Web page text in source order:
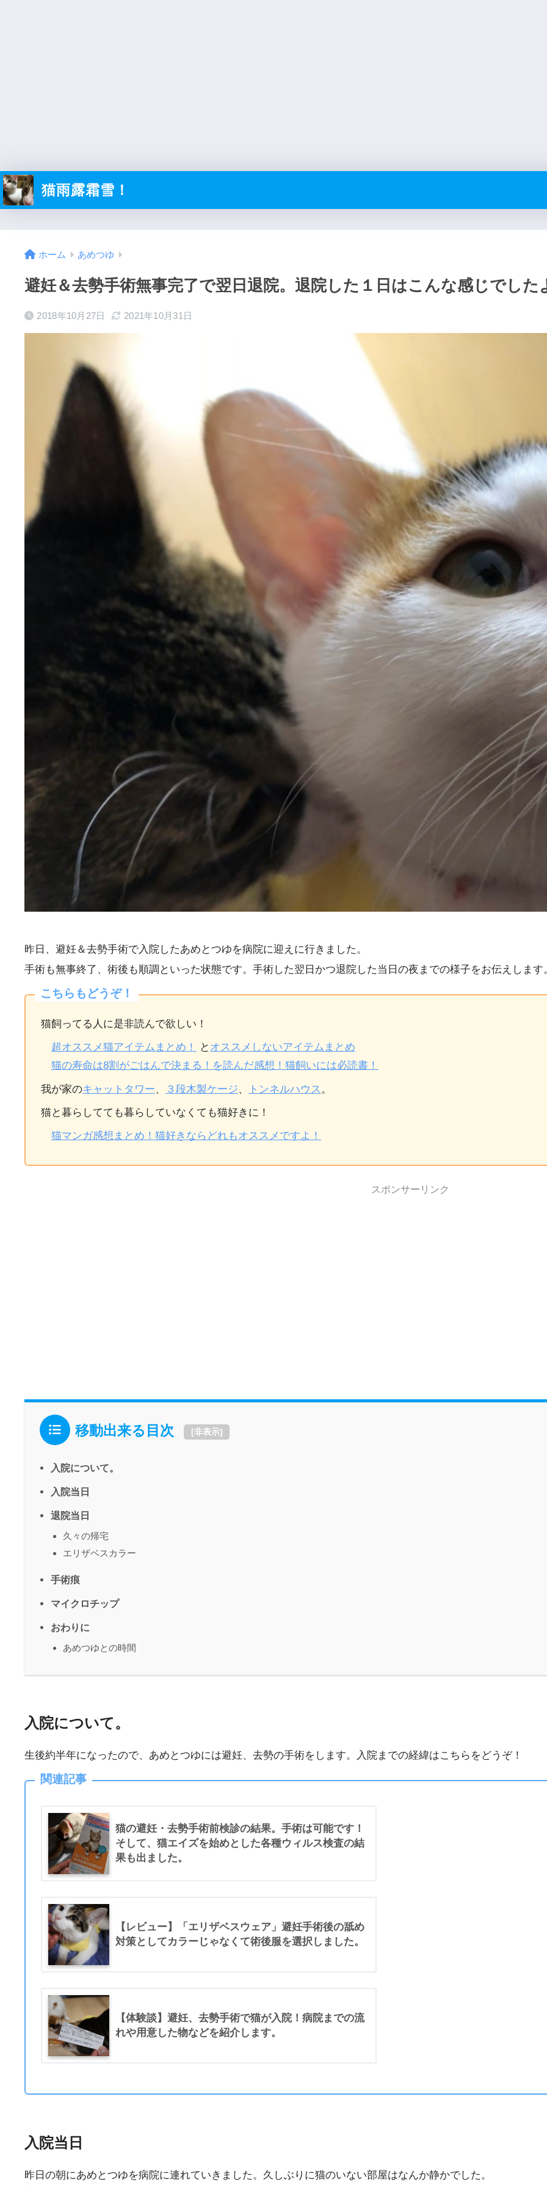
猫雨露霜雪！
ホーム あめつゆ
避妊＆去勢手術無事完了で翌日退院。退院した１日はこんな感じでした
2018年10月27日 2021年10月31日
昨日、避妊＆去勢手術で入院したあめとつゆを病院に迎えに行きました。
手術も無事終了、術後も順調といった状態です。手術した翌日かつ退院した当日の夜までの様子をお伝えします
こちらもどうぞ！
猫飼ってる人に是非読んで欲しい！
超オススメ猫アイテムまとめ！ と オススメしないアイテムまとめ
猫の寿命は8割がごはんで決まる！を読んだ感想！猫飼いには必読書！
我が家のキャットタワー、 ３段木製ケージ、 トンネルハウス 。
猫と暮らしてても暮らしていなくても猫好きに！
猫マンガ感想まとめ！猫好きならどれもオススメですよ！
スポンサーリンク
移動出来る目次 [非表示]
入院について。
入院当日
退院当日
久々の帰宅
エリザベスカラー
手術痕
マイクロチップ
おわりに
あめつゆとの時間
入院について。
生後約半年になったので、あめとつゆには避妊、去勢の手術をします。入院までの経緯はこちらをどうぞ！
関連記事
猫の避妊・去勢手術前検診の結果。手術は可能です！
そして、猫エイズを始めとした各種ウィルス検査の結
果も出ました。
【レビュー】「エリザベスウェア」避妊手術後の舐め
対策としてカラーじゃなくて術後服を選択しました。
【体験談】避妊、去勢手術で猫が入院！病院までの流
れや用意した物などを紹介します。
入院当日
昨日の朝にあめとつゆを病院に連れていきました。久しぶりに猫のいない部屋はなんか静かでした。